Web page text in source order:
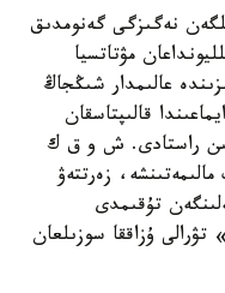
نەگىزگى گەنومدىق
مۋتاتسيا
عالىمدار شىڭجاڭ
قالىپتاسقان
راستادى. ش و ق ك
زەرتتەۋ
تۇقىمدى
تۋرالى ۇزاققا سوزىلعان